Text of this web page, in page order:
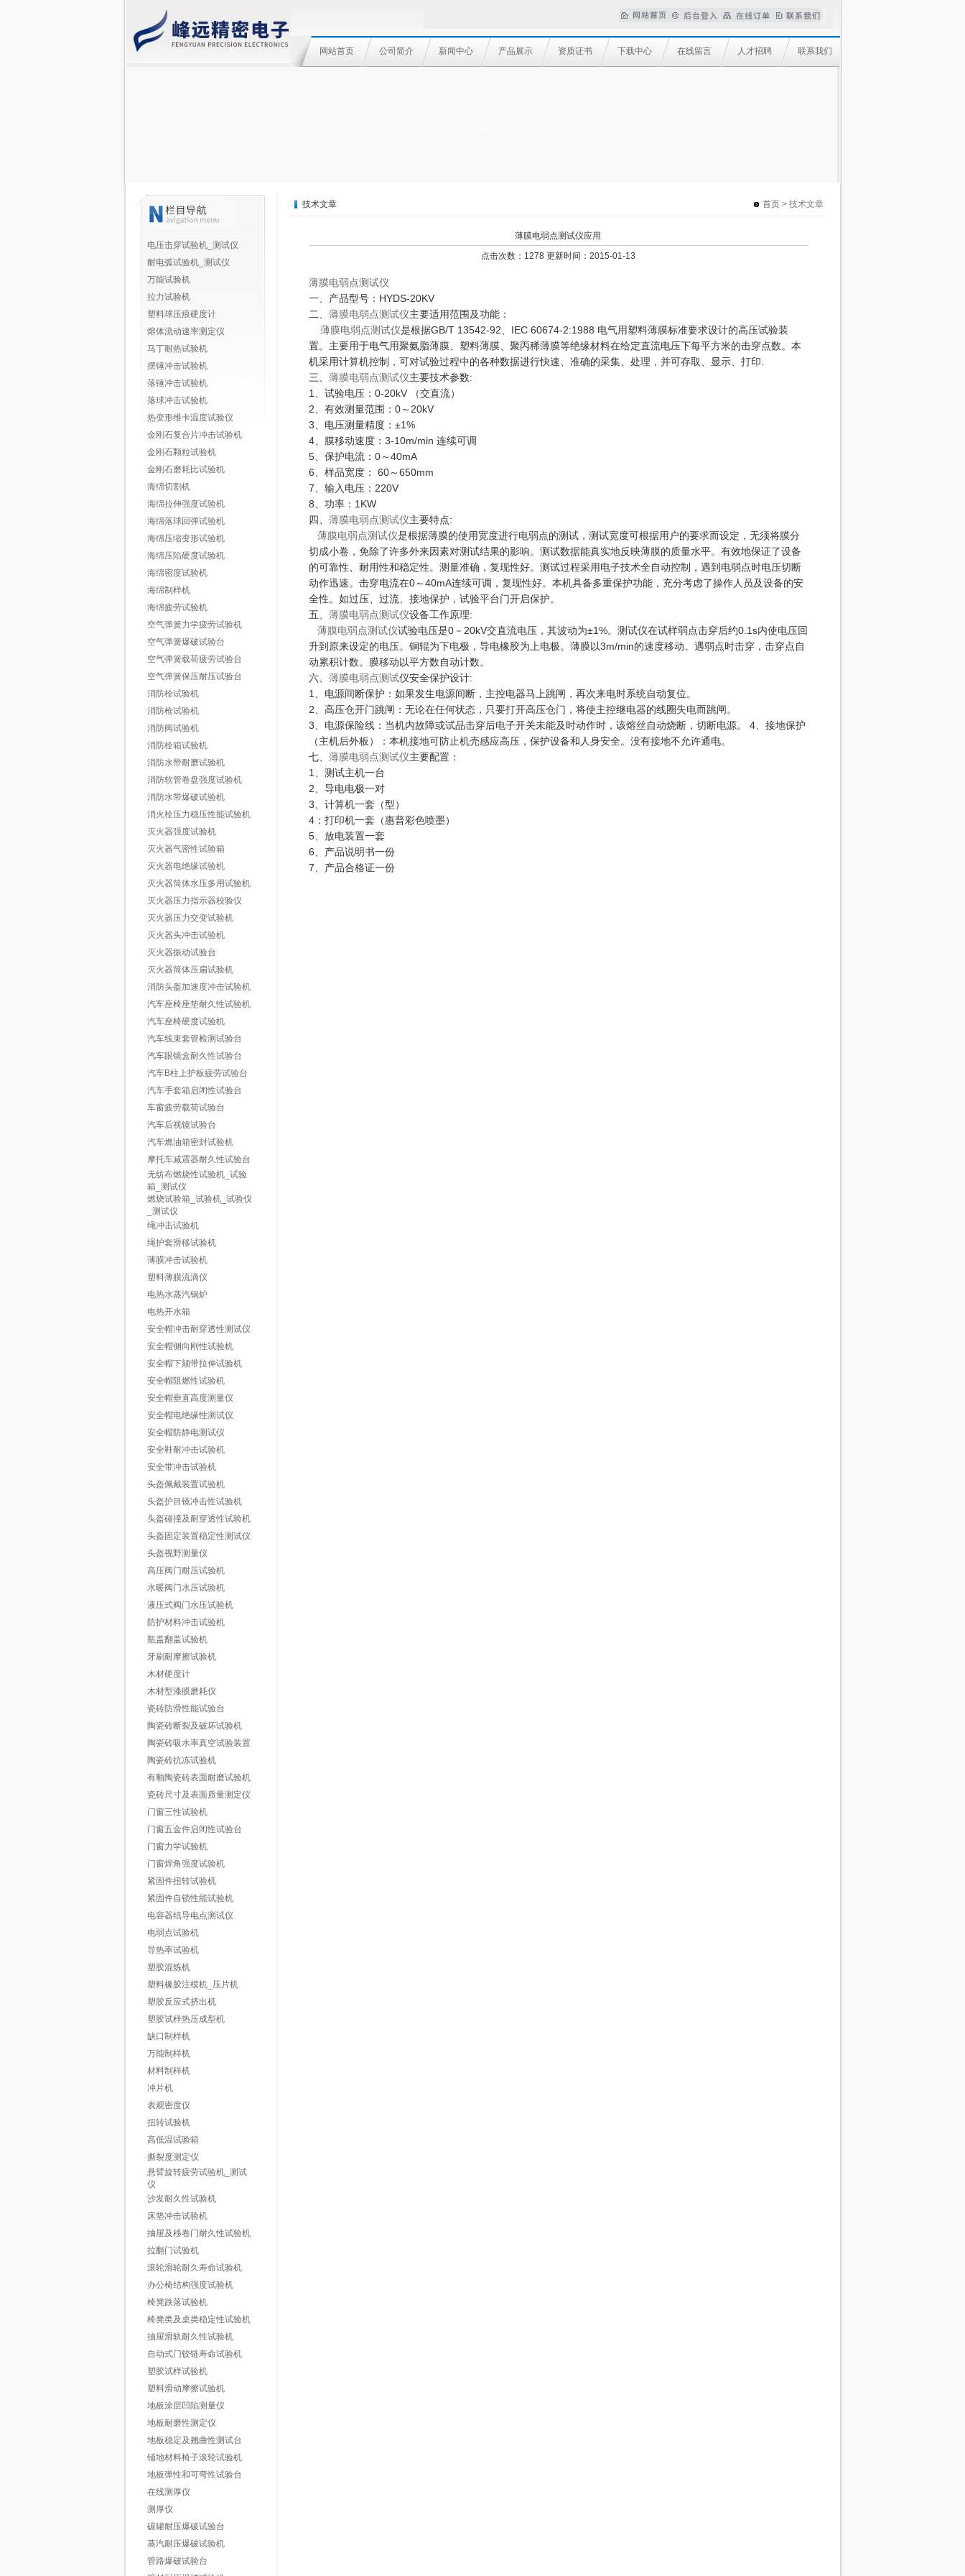
网站首页 公司简介 新闻中心 产品展示 资质证书 下载中心 在线留言 人才招聘 联系我们
电压击穿试验机_测试仪
耐电弧试验机_测试仪
万能试验机
拉力试验机
塑料球压痕硬度计
熔体流动速率测定仪
马丁耐热试验机
摆锤冲击试验机
落锤冲击试验机
落球冲击试验机
热变形维卡温度试验仪
金刚石复合片冲击试验机
金刚石颗粒试验机
金刚石磨耗比试验机
海绵切割机
海绵拉伸强度试验机
海绵落球回弹试验机
海绵压缩变形试验机
海绵压陷硬度试验机
海绵密度试验机
海绵制样机
海绵疲劳试验机
空气弹簧力学疲劳试验机
空气弹簧爆破试验台
空气弹簧载荷疲劳试验台
空气弹簧保压耐压试验台
消防栓试验机
消防枪试验机
消防阀试验机
消防栓箱试验机
消防水带耐磨试验机
消防软管卷盘强度试验机
消防水带爆破试验机
消火栓压力稳压性能试验机
灭火器强度试验机
灭火器气密性试验箱
灭火器电绝缘试验机
灭火器筒体水压多用试验机
灭火器压力指示器校验仪
灭火器压力交变试验机
灭火器头冲击试验机
灭火器振动试验台
灭火器筒体压扁试验机
消防头盔加速度冲击试验机
汽车座椅座垫耐久性试验机
汽车座椅硬度试验机
汽车线束套管检测试验台
汽车眼镜盒耐久性试验台
汽车B柱上护板疲劳试验台
汽车手套箱启闭性试验台
车窗疲劳载荷试验台
汽车后视镜试验台
汽车燃油箱密封试验机
摩托车减震器耐久性试验台
无纺布燃烧性试验机_试验
箱_测试仪
燃烧试验箱_试验机_试验仪
_测试仪
绳冲击试验机
绳护套滑移试验机
薄膜冲击试验机
塑料薄膜流滴仪
电热水蒸汽锅炉
电热开水箱
安全帽冲击耐穿透性测试仪
安全帽侧向刚性试验机
安全帽下颏带拉伸试验机
安全帽阻燃性试验机
安全帽垂直高度测量仪
安全帽电绝缘性测试仪
安全帽防静电测试仪
安全鞋耐冲击试验机
安全带冲击试验机
头盔佩戴装置试验机
头盔护目镜冲击性试验机
头盔碰撞及耐穿透性试验机
头盔固定装置稳定性测试仪
头盔视野测量仪
高压阀门耐压试验机
水暖阀门水压试验机
液压式阀门水压试验机
防护材料冲击试验机
瓶盖翻盖试验机
牙刷耐摩擦试验机
木材硬度计
木材型漆膜磨耗仪
瓷砖防滑性能试验台
陶瓷砖断裂及破坏试验机
陶瓷砖吸水率真空试验装置
陶瓷砖抗冻试验机
有釉陶瓷砖表面耐磨试验机
瓷砖尺寸及表面质量测定仪
门窗三性试验机
门窗五金件启闭性试验台
门窗力学试验机
门窗焊角强度试验机
紧固件扭转试验机
紧固件自锁性能试验机
电容器纸导电点测试仪
电弱点试验机
导热率试验机
塑胶混炼机
塑料橡胶注模机_压片机
塑胶反应式挤出机
塑胶试样热压成型机
缺口制样机
万能制样机
材料制样机
冲片机
表观密度仪
扭转试验机
高低温试验箱
撕裂度测定仪
悬臂旋转疲劳试验机_测试
仪
沙发耐久性试验机
床垫冲击试验机
抽屉及移卷门耐久性试验机
拉翻门试验机
滚轮滑轮耐久寿命试验机
办公椅结构强度试验机
椅凳跌落试验机
椅凳类及桌类稳定性试验机
抽屉滑轨耐久性试验机
自动式门铰链寿命试验机
塑胶试样试验机
塑料滑动摩擦试验机
地板涂层凹陷测量仪
地板耐磨性测定仪
地板稳定及翘曲性测试台
铺地材料椅子滚轮试验机
地板弹性和可弯性试验台
在线测厚仪
测厚仪
碳罐耐压爆破试验台
蒸汽耐压爆破试验机
管路爆破试验台
技术文章 首页 > 技术文章
薄膜电弱点测试仪应用
点击次数：1278 更新时间：2015-01-13
薄膜电弱点测试仪
一、产品型号：HYDS-20KV
二、 薄膜电弱点测试仪主要适用范围及功能：
薄膜电弱点测试仪是根据GB/T 13542-92、IEC 60674-2:1988 电气用塑料薄膜标准要求设计的高压试验装
置。主要用于电气用聚氨脂薄膜、塑料薄膜、聚丙稀薄膜等绝缘材料在给定直流电压下每平方米的击穿点数。本
机采用计算机控制，可对试验过程中的各种数据进行快速、准确的采集、处理，并可存取、显示、打印.
三、 薄膜电弱点测试仪主要技术参数:
1、试验电压：0-20kV （交直流）
2、有效测量范围：0～20kV
3、电压测量精度：±1%
4、膜移动速度：3-10m/min 连续可调
5、保护电流：0～40mA
6、样品宽度： 60～650mm
7、输入电压：220V
8、功率：1KW
四、 薄膜电弱点测试仪主要特点:
薄膜电弱点测试仪是根据薄膜的使用宽度进行电弱点的测试，测试宽度可根据用户的要求而设定，无须将膜分
切成小卷，免除了许多外来因素对测试结果的影响。测试数据能真实地反映薄膜的质量水平。有效地保证了设备
的可靠性、耐用性和稳定性。测量准确，复现性好。测试过程采用电子技术全自动控制，遇到电弱点时电压切断
动作迅速。击穿电流在0～40mA连续可调，复现性好。本机具备多重保护功能，充分考虑了操作人员及设备的安
全性。如过压、过流、接地保护，试验平台门开启保护。
五、 薄膜电弱点测试仪设备工作原理:
薄膜电弱点测试仪试验电压是0－20kV交直流电压，其波动为±1%。测试仪在试样弱点击穿后约0.1s内使电压回
升到原来设定的电压。铜辊为下电极，导电橡胶为上电极。薄膜以3m/min的速度移动。遇弱点时击穿，击穿点自
动累积计数。膜移动以平方数自动计数。
六、 薄膜电弱点测试仪安全保护设计:
1、电源间断保护：如果发生电源间断，主控电器马上跳闸，再次来电时系统自动复位。
2、高压仓开门跳闸：无论在任何状态，只要打开高压仓门，将使主控继电器的线圈失电而跳闸。
3、电源保险线：当机内故障或试品击穿后电子开关未能及时动作时，该熔丝自动烧断，切断电源。 4、接地保护
（主机后外板）：本机接地可防止机壳感应高压，保护设备和人身安全。没有接地不允许通电。
七、 薄膜电弱点测试仪主要配置：
1、测试主机一台
2、导电电极一对
3、计算机一套（型）
4：打印机一套（惠普彩色喷墨）
5、放电装置一套
6、产品说明书一份
7、产品合格证一份